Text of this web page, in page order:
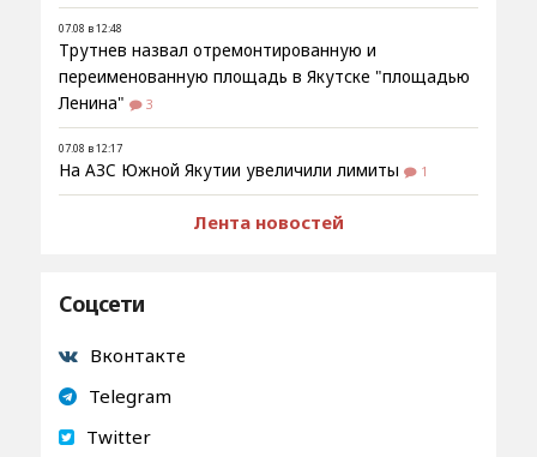
07.08 в 12:48
Трутнев назвал отремонтированную и
переименованную площадь в Якутске "площадью
Ленина"
3
07.08 в 12:17
На АЗС Южной Якутии увеличили лимиты 1
Лента новостей
Соцсети
Вконтакте
Telegram
Twitter